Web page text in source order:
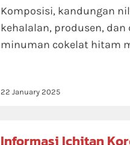
Komposisi, kandungan
kehalalan, produsen,
minuman cokelat hitam
22 January 2025